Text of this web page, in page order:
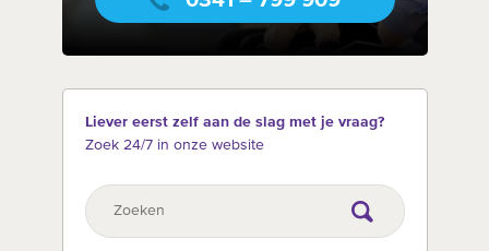
Liever eerst zelf aan de slag met je vraag?
Zoek 24/7 in onze website